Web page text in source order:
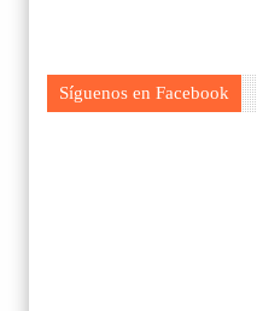
Síguenos en Facebook